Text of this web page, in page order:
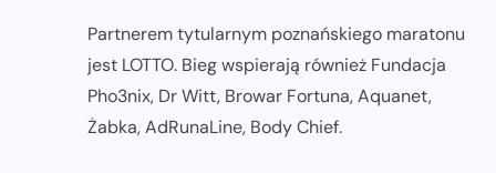
Partnerem tytularnym poznańskiego maratonu
jest LOTTO. Bieg wspierają również Fundacja
Pho3nix, Dr Witt, Browar Fortuna, Aquanet,
Żabka, AdRunaLine, Body Chief.